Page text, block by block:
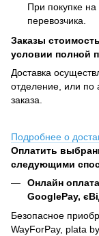
При покупке
перевозчика.
Заказы
условии полной
Доставка
отделение, или по
заказа.
Подробнее о
Оплатить
следующими
Онлайн
GooglePay,
Безопасное
WayForPay, plata